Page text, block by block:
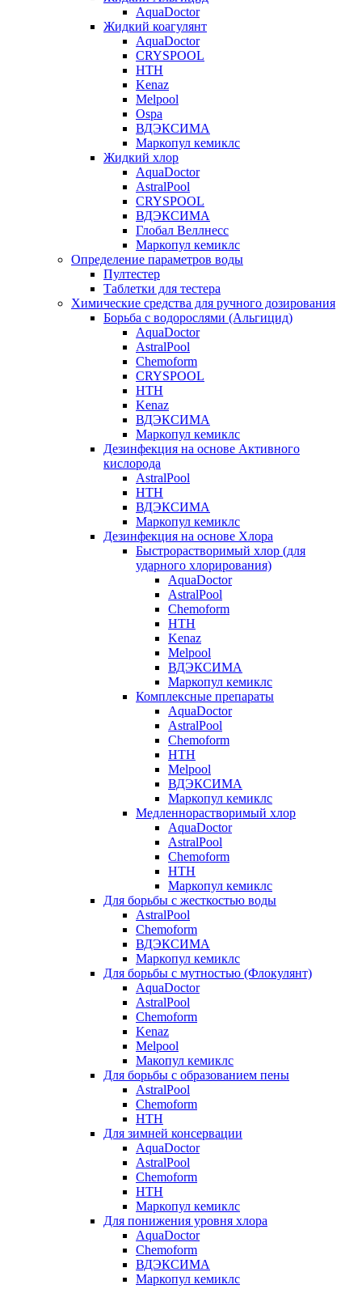
AquaDoctor
Жидкий коагулянт
AquaDoctor
CRYSPOOL
HTH
Kenaz
Melpool
Ospa
ВДЭКСИМА
Маркопул кемиклс
Жидкий хлор
AquaDoctor
AstralPool
CRYSPOOL
ВДЭКСИМА
Глобал Веллнесс
Маркопул кемиклс
Определение параметров воды
Пултестер
Таблетки для тестера
Химические средства для ручного дозирования
Борьба с водорослями (Альгицид)
AquaDoctor
AstralPool
Chemoform
CRYSPOOL
HTH
Kenaz
ВДЭКСИМА
Маркопул кемиклс
Дезинфекция на основе Активного
кислорода
AstralPool
HTH
ВДЭКСИМА
Маркопул кемиклс
Дезинфекция на основе Хлора
Быстрорастворимый хлор (для
ударного хлорирования)
AquaDoctor
AstralPool
Chemoform
HTH
Kenaz
Melpool
ВДЭКСИМА
Маркопул кемиклс
Комплексные препараты
AquaDoctor
AstralPool
Chemoform
HTH
Melpool
ВДЭКСИМА
Маркопул кемиклс
Медленнорастворимый хлор
AquaDoctor
AstralPool
Chemoform
HTH
Маркопул кемиклс
Для борьбы с жесткостью воды
AstralPool
Chemoform
ВДЭКСИМА
Маркопул кемиклс
Для борьбы с мутностью (Флокулянт)
AquaDoctor
AstralPool
Chemoform
Kenaz
Melpool
Макопул кемиклс
Для борьбы с образованием пены
AstralPool
Chemoform
HTH
Для зимней консервации
AquaDoctor
AstralPool
Chemoform
HTH
Маркопул кемиклс
Для понижения уровня хлора
AquaDoctor
Chemoform
ВДЭКСИМА
Маркопул кемиклс